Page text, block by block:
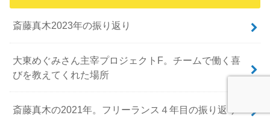
斎藤真木2023年の振り返り
大東めぐみさん主宰プロジェクトF。チームで働く喜
びを教えてくれた場所
斎藤真木の2021年。フリーランス４年目の振り返り